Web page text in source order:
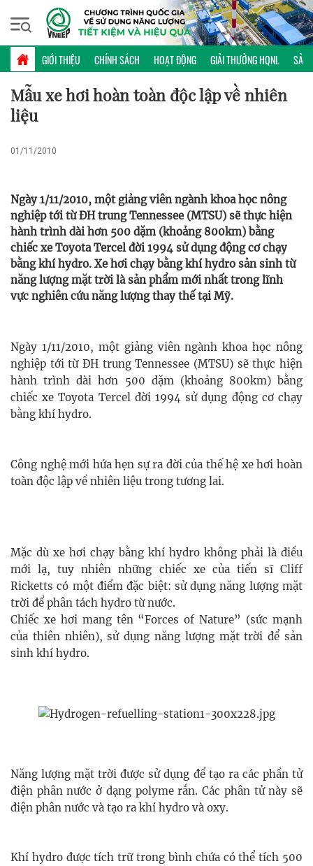
GIỚI THIỆU CHÍNH SÁCH HOẠT ĐỘNG GIẢI THƯỞNG HQNL SẢN
Thứ sáu, 07/08/2026 | 17:46 GMT+7
KHOA HỌC CÔNG NGHỆ
Mẫu xe hơi hoàn toàn độc lập về nhiên
liệu
01/11/2010
Ngày 1/11/2010, một giảng viên ngành khoa học nông
nghiệp tới từ ĐH trung Tennessee (MTSU) sẽ thực hiện
hành trình dài hơn 500 dặm (khoảng 800km) bằng
chiếc xe Toyota Tercel đời 1994 sử dụng động cơ chạy
bằng khí hydro. Xe hơi chạy bằng khí hydro sản sinh từ
năng lượng mặt trời là sản phẩm mới nhất trong lĩnh
vực nghiên cứu năng lượng thay thế tại Mỹ.
Ngày 1/11/2010, một giảng viên ngành khoa học nông
nghiệp tới từ ĐH trung Tennessee (MTSU) sẽ thực hiện
hành trình dài hơn 500 dặm (khoảng 800km) bằng
chiếc xe Toyota Tercel đời 1994 sử dụng động cơ chạy
bằng khí hydro.
Công nghệ mới hứa hẹn sự ra đời của thế hệ xe hơi hoàn
toàn độc lập về nhiên liệu trong tương lai.
Mặc dù xe hơi chạy bằng khí hydro không phải là điều
mới lạ, tuy nhiên những chiếc xe của tiến sĩ Cliff
Ricketts có một điểm đặc biệt: sử dụng năng lượng mặt
trời để phân tách hydro từ nước.
Chiếc xe hơi mang tên “Forces of Nature” (sức mạnh
của thiên nhiên), sử dụng năng lượng mặt trời để sản
sinh khí hydro.
Năng lượng mặt trời được sử dụng để tạo ra các phần tử
điện phân nước ở dạng polyme rắn. Các phân tử này sẽ
điện phân nước và tạo ra khí hydro và oxy.
Khí hydro được tích trữ trong bình chứa có thể tích 500